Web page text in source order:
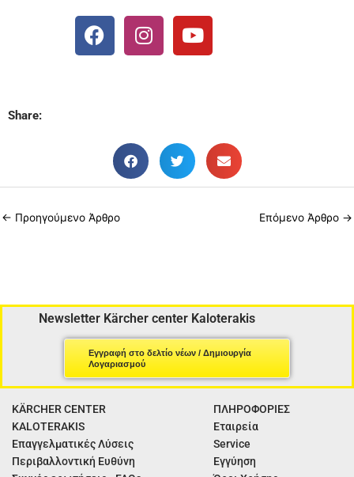
F
a
I
n
r
a
m
Y
o
Share:
← Προηγούμενο Άρθρο Επόμενο Άρθρο →
Newsletter Kärcher center Kaloterakis
Εγγραφή στο δελτίο νέων / Δημιουργία
Λογαριασμού
KÄRCHER CENTER
KALOTERAKIS
Επαγγελματικές Λύσεις
Περιβαλλοντική Ευθύνη
ΠΛΗΡΟΦΟΡΙΕΣ
Εταιρεία
Service
Εγγύηση